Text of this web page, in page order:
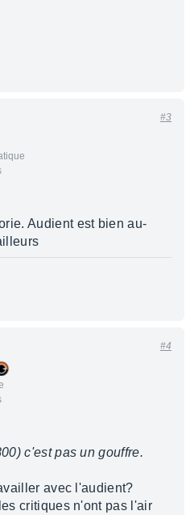
#3
Audient est bien au-
#4
c'est pas un gouffre.
avec l'audient?
critiques n'ont pas l'air